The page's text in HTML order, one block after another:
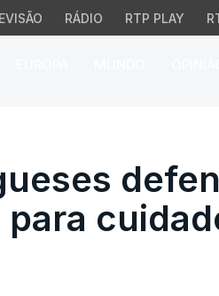
RÁDIO RTP PLAY